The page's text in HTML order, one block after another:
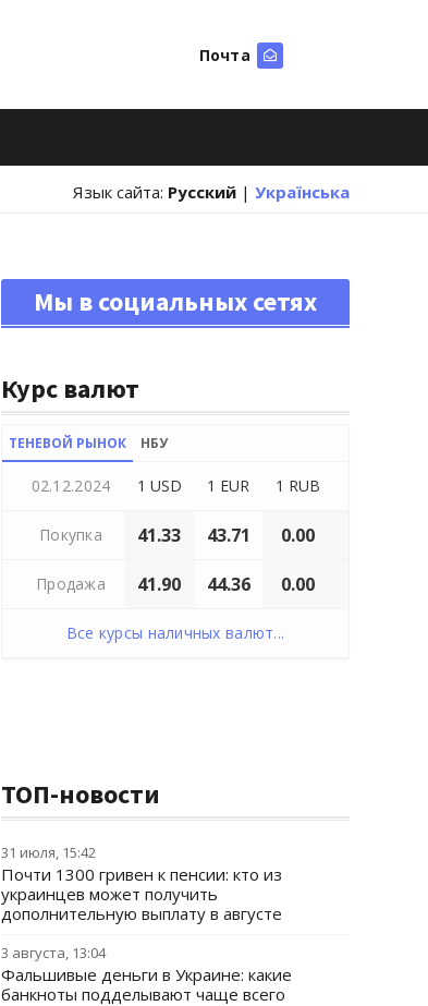
Почта
Язык сайта: Русский | Українська
Мы в социальных сетях
Курс валют
ТЕНЕВОЙ РЫНОК НБУ
02.12.2024 1 USD 1 EUR 1 RUB
Покупка 41.33 43.71 0.00
Продажа 41.90 44.36 0.00
Все курсы наличных валют...
ТОП-новости
31 июля, 15:42
Почти 1300 гривен к пенсии: кто из
украинцев может получить
дополнительную выплату в августе
3 августа, 13:04
Фальшивые деньги в Украине: какие
банкноты подделывают чаще всего